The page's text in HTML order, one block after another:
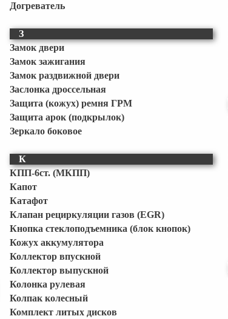
Догреватель
З
Замок двери
Замок зажигания
Замок раздвижной двери
Заслонка дроссельная
Защита (кожух) ремня ГРМ
Защита арок (подкрылок)
Зеркало боковое
К
КПП-6ст. (МКПП)
Капот
Катафот
Клапан рециркуляции газов (EGR)
Кнопка стеклоподъемника (блок кнопок)
Кожух аккумулятора
Коллектор впускной
Коллектор выпускной
Колонка рулевая
Колпак колесный
Комплект литых дисков